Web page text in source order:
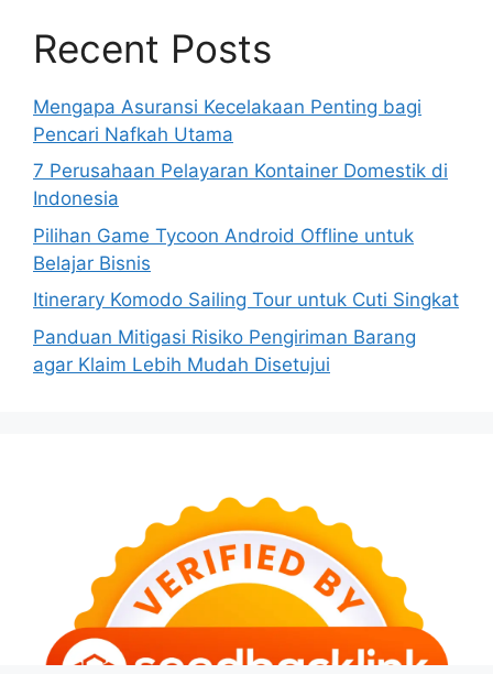
Recent Posts
Mengapa Asuransi Kecelakaan Penting bagi
Pencari Nafkah Utama
7 Perusahaan Pelayaran Kontainer Domestik di
Indonesia
Pilihan Game Tycoon Android Offline untuk
Belajar Bisnis
Itinerary Komodo Sailing Tour untuk Cuti Singkat
Panduan Mitigasi Risiko Pengiriman Barang
agar Klaim Lebih Mudah Disetujui